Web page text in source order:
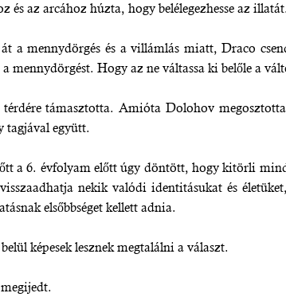
az arcához húzta, hogy belélegezhesse az illatát.
mennydörgés és a villámlás miatt, Draco
Hogy az ne váltassa ki belőle a
támasztotta. Amióta Dolohov
tagjával együtt.
a 6. évfolyam előtt úgy döntött, hogy kitörli
nekik valódi identitásukat és
elsőbbséget kellett adnia.
képesek lesznek megtalálni a választ.